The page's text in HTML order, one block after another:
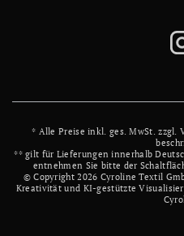
* Alle Preise inkl. ges. MwSt. zzgl.
** gilt für Lieferungen innerhalb
entnehmen Sie bitte der
© Copyright 2026 Cyroline Textil
Kreativität und KI-gestützte